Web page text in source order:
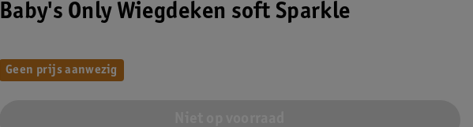
Baby's Only Wiegdeken soft Sparkle
Geen prijs aanwezig